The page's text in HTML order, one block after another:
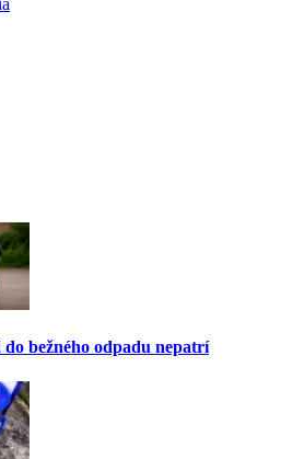
bežného odpadu nepatrí